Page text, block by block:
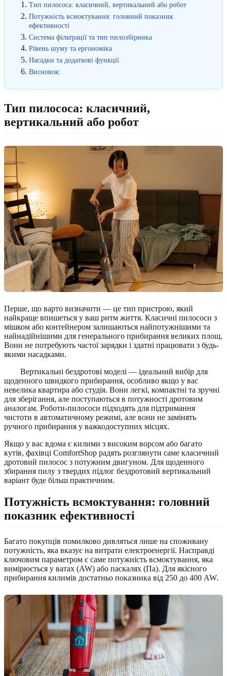
Тип пилососа: класичний, вертикальний або робот
Потужність всмоктування: головний показник
ефективності
Система фільтрації та тип пилозбірника
Рівень шуму та ергономіка
Насадки та додаткові функції
Висновок:
Тип пилососа: класичний,
вертикальний або робот
Перше, що варто визначити — це тип пристрою, який
найкраще впишеться у ваш ритм життя. Класичні пилососи з
мішком або контейнером залишаються найпотужнішими та
найнадійнішими для генерального прибирання великих площ.
Вони не потребують частої зарядки і здатні працювати з будь-
якими насадками.
Вертикальні бездротові моделі — ідеальний вибір для
щоденного швидкого прибирання, особливо якщо у вас
невелика квартира або студія. Вони легкі, компактні та зручні
для зберігання, але поступаються в потужності дротовим
аналогам. Роботи-пилососи підходять для підтримання
чистоти в автоматичному режимі, але вони не замінять
ручного прибирання у важкодоступних місцях.
Якщо у вас вдома є килими з високим ворсом або багато
кутів, фахівці ComfortShop радять розглянути саме класичний
дротовий пилосос з потужним двигуном. Для щоденного
збирання пилу з твердих підлог бездротовий вертикальний
варіант буде більш практичним.
Потужність всмоктування: головний
показник ефективності
Багато покупців помилково дивляться лише на споживану
потужність, яка вказує на витрати електроенергії. Насправді
ключовим параметром є саме потужність всмоктування, яка
вимірюється у ватах (AW) або паскалях (Па). Для якісного
прибирання килимів достатньо показника від 250 до 400 AW.